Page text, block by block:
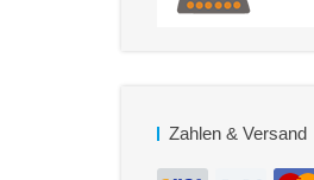
Zahlen & Versand